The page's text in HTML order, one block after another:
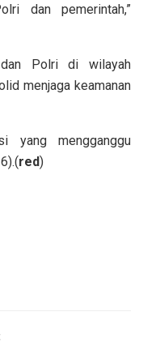
dan pemerintah,”
Polri di wilayah
menjaga keamanan
yang mengganggu
red)